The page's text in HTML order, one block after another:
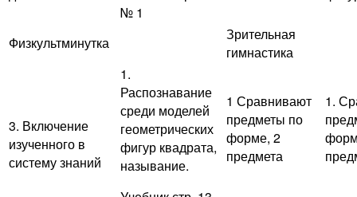
№ 1
Физкультминутка
Зрительная
гимнастика
3. Включение
изученного в
систему знаний
1.
Распознавание
среди моделей
геометрических
фигур квадрата,
называние.
1 Сравнивают
предметы по
форме, 2
предмета
1.